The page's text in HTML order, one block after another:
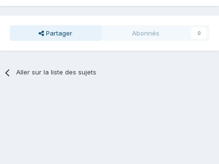
Partager Abonnés 0
Aller sur la liste des sujets